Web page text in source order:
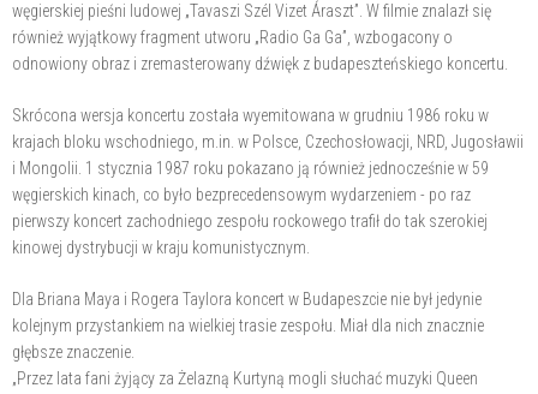
węgierskiej pieśni ludowej „Tavaszi Szél Vizet Áraszt”. W filmie znalazł się
również wyjątkowy fragment utworu „Radio Ga Ga”, wzbogacony o
odnowiony obraz i zremasterowany dźwięk z budapeszteńskiego koncertu.
Skrócona wersja koncertu została wyemitowana w grudniu 1986 roku w
krajach bloku wschodniego, m.in. w Polsce, Czechosłowacji, NRD, Jugosławii
i Mongolii. 1 stycznia 1987 roku pokazano ją również jednocześnie w 59
węgierskich kinach, co było bezprecedensowym wydarzeniem - po raz
pierwszy koncert zachodniego zespołu rockowego trafił do tak szerokiej
kinowej dystrybucji w kraju komunistycznym.
Dla Briana Maya i Rogera Taylora koncert w Budapeszcie nie był jedynie
kolejnym przystankiem na wielkiej trasie zespołu. Miał dla nich znacznie
głębsze znaczenie.
„Przez lata fani żyjący za Żelazną Kurtyną mogli słuchać muzyki Queen